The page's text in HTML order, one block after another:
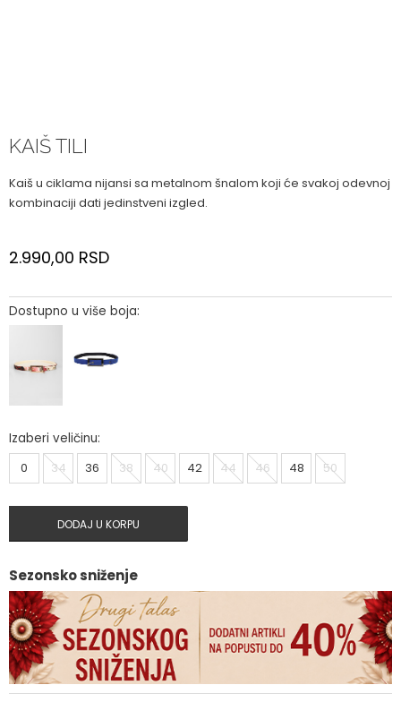
KAIŠ TILI
Kaiš u ciklama nijansi sa metalnom šnalom koji će svakoj odevnoj
kombinaciji dati jedinstveni izgled.
2.990,00 RSD
Dostupno u više boja:
Izaberi veličinu:
0
34 36 38 40 42 44 46 48 50
DODAJ U KORPU
Sezonsko sniženje